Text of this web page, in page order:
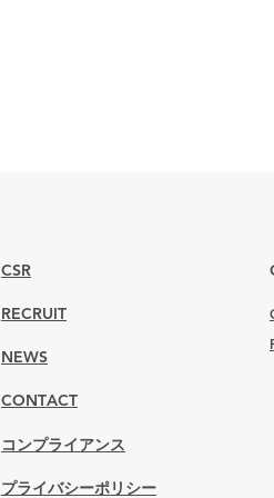
CSR
RECRUIT
NEWS
CONTACT
コンプライアンス
プライバシーポリシー